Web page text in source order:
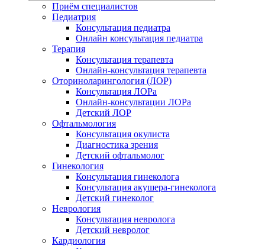
Приём специалистов
Педиатрия
Консультация педиатра
Онлайн консультация педиатра
Терапия
Консультация терапевта
Онлайн-консультация терапевта
Оториноларингология (ЛОР)
Консультация ЛОРа
Онлайн-консультации ЛОРа
Детский ЛОР
Офтальмология
Консультация окулиста
Диагностика зрения
Детский офтальмолог
Гинекология
Консультация гинеколога
Консультация акушера-гинеколога
Детский гинеколог
Неврология
Консультация невролога
Детский невролог
Кардиология